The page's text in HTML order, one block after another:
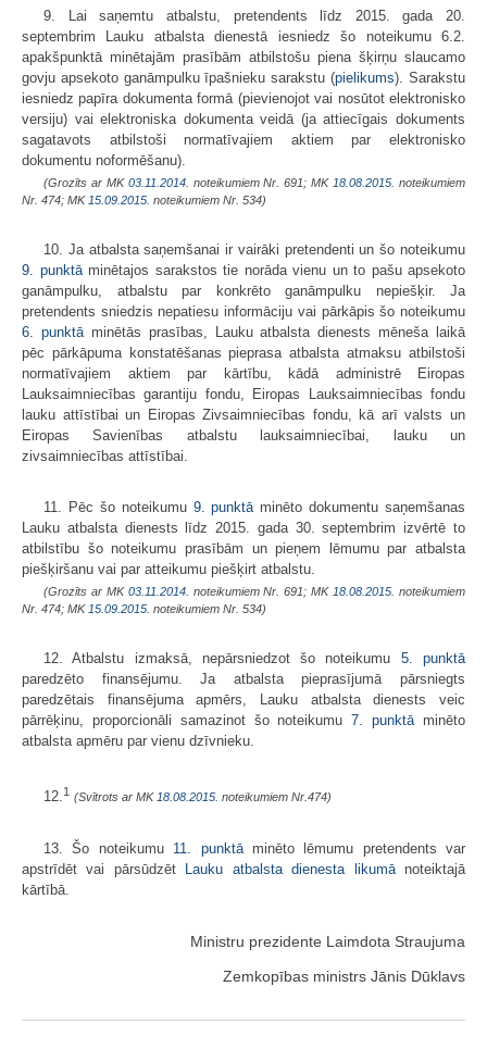
9. Lai saņemtu atbalstu, pretendents līdz 2015. gada 20.
septembrim Lauku atbalsta dienestā iesniedz šo noteikumu 6.2.
apakšpunktā minētajām prasībām atbilstošu piena šķirņu slaucamo
govju apsekoto ganāmpulku īpašnieku sarakstu (pielikums). Sarakstu
iesniedz papīra dokumenta formā (pievienojot vai nosūtot elektronisko
versiju) vai elektroniska dokumenta veidā (ja attiecīgais dokuments
sagatavots atbilstoši normatīvajiem aktiem par elektronisko
dokumentu noformēšanu).
(Grozīts ar MK 03.11.2014. noteikumiem Nr. 691; MK 18.08.2015. noteikumiem
Nr. 474; MK 15.09.2015. noteikumiem Nr. 534)
10. Ja atbalsta saņemšanai ir vairāki pretendenti un šo noteikumu
9. punktāminētajos sarakstos tie norāda vienu un to pašu apsekoto
ganāmpulku, atbalstu par konkrēto ganāmpulku nepiešķir. Ja
pretendents sniedzis nepatiesu informāciju vai pārkāpis šo noteikumu
6. punktāminētās prasības, Lauku atbalsta dienests mēneša laikā
pēc pārkāpuma konstatēšanas pieprasa atbalsta atmaksu atbilstoši
normatīvajiem aktiem par kārtību, kādā administrē Eiropas
Lauksaimniecības garantiju fondu, Eiropas Lauksaimniecības fondu
lauku attīstībai un Eiropas Zivsaimniecības fondu, kā arī valsts un
Eiropas Savienības atbalstu lauksaimniecībai, lauku un
zivsaimniecības attīstībai.
11. Pēc šo noteikumu 9. punktā minēto dokumentu saņemšanas
Lauku atbalsta dienests līdz 2015. gada 30. septembrim izvērtē to
atbilstību šo noteikumu prasībām un pieņem lēmumu par atbalsta
piešķiršanu vai par atteikumu piešķirt atbalstu.
(Grozīts ar MK 03.11.2014. noteikumiem Nr. 691; MK 18.08.2015. noteikumiem
Nr. 474; MK 15.09.2015. noteikumiem Nr. 534)
12. Atbalstu izmaksā, nepārsniedzot šo noteikumu 5. punktā
paredzēto finansējumu. Ja atbalsta pieprasījumā pārsniegts
paredzētais finansējuma apmērs, Lauku atbalsta dienests veic
pārrēķinu, proporcionāli samazinot šo noteikumu7. punktā minēto
atbalsta apmēru par vienu dzīvnieku.
12.1 (Svītrots ar MK 18.08.2015. noteikumiem Nr.474)
13. Šo noteikumu 11. punktāminēto lēmumu pretendents var
apstrīdēt vai pārsūdzēt
Lauku atbalsta dienesta likumānoteiktajā
kārtībā.
Ministru prezidente Laimdota Straujuma
Zemkopības ministrs Jānis Dūklavs